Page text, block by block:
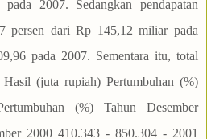
2007. Sedangkan pendapatan
persen dari Rp 145,12 miliar pada
pada 2007. Sementara itu, total
(juta rupiah) Pertumbuhan (%)
(%) Tahun Desember
2000 410.343 - 850.304 - 2001